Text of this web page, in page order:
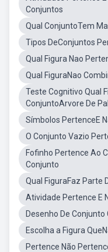
Conjuntos
Qual ConjuntoTem
Tipos DeConjuntos
Qual Figura Nao
Qual FiguraNao
Teste Cognitivo Qual
ConjuntoArvore De
Símbolos PertenceE
O Conjunto Vazio
Fofinho Pertence Ao
Conjunto
Qual FiguraFaz Parte
Atividade Pertence E
Desenho De
Escolha a Figura
Pertence Não